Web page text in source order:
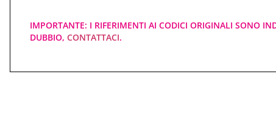
IMPORTANTE: I RIFERIMENTI AI CODICI ORIGINALI SONO
DUBBIO, CONTATTACI.